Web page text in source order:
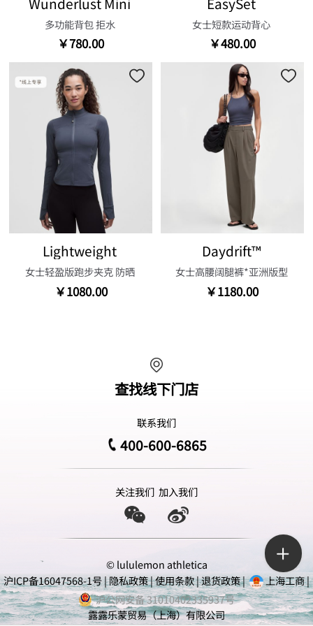
多功能背包 拒水
￥780.00
女士短款运动背心
￥480.00
Lightweight
女士轻盈版跑步夹克 防晒
￥1080.00
Daydrift™
女士高腰阔腿裤*亚洲版型
￥1180.00
查找线下门店
联系我们
400-600-6865
关注我们 加入我们
© lululemon athletica
沪ICP备16047568-1号|隐私政策|使用条款|退货政策| 上海工商|
沪公网安备 31010402335937号
露露乐蒙贸易（上海）有限公司